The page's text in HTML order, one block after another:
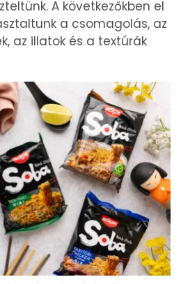
A következőkben el
a csomagolás, az
az illatok és a textúrák